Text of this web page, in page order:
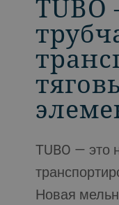
TUBO — это
Новая